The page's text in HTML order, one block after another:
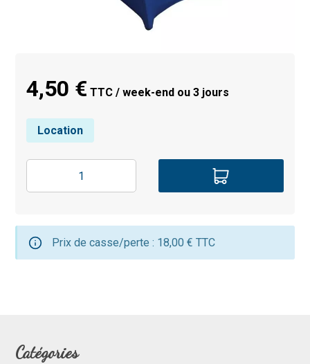
4,50 € TTC / week-end ou 3 jours
Location
Prix de casse/perte : 18,00 € TTC
Catégories